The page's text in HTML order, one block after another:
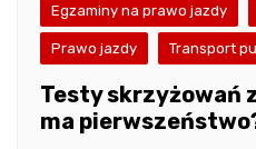
Egzaminy na prawo jazdy
Prawo jazdy Transport
Testy skrzyżowań
ma